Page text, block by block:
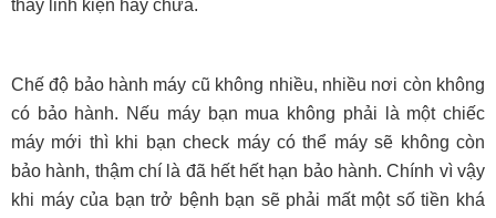
thay linh kiện hay chưa.
Chế độ bảo hành máy cũ không nhiều, nhiều nơi còn không
có bảo hành. Nếu máy bạn mua không phải là một chiếc
máy mới thì khi bạn check máy có thể máy sẽ không còn
bảo hành, thậm chí là đã hết hết hạn bảo hành. Chính vì vậy
khi máy của bạn trở bệnh bạn sẽ phải mất một số tiền khá